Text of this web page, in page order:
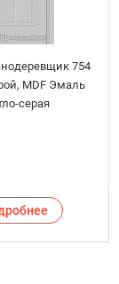
754
MDF Эмаль
серая